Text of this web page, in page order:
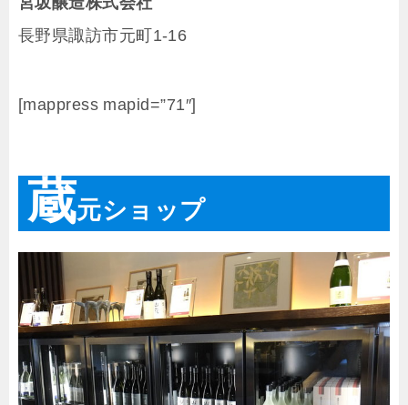
長野県諏訪市元町1-16
[mappress mapid=”71″]
蔵元ショップ